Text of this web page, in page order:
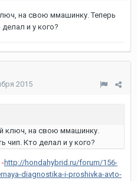
на свою ммашинку. Теперь
и у кого?
2015
ключ, на свою ммашинку.
чип. Кто делал и у кого?
http://hondahybrid.ru/forum/156-
diagnostika-i-proshivka-avto-